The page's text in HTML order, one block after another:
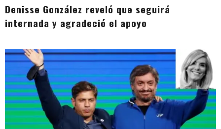
Denisse González reveló que seguirá
internada y agradeció el apoyo